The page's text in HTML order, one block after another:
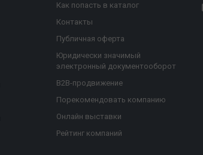
Как попасть в каталог
Контакты
Публичная оферта
Юридически значимый
электронный документооборот
B2B-продвижение
Порекомендовать компанию
Онлайн выставки
Рейтинг компаний